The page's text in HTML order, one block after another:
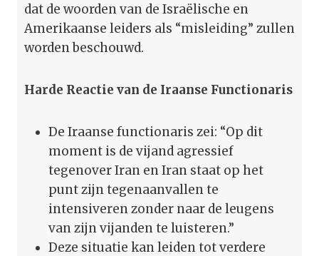
dat de woorden van de Israëlische en
Amerikaanse leiders als “misleiding” zullen
worden beschouwd.
Harde Reactie van de Iraanse Functionaris
De Iraanse functionaris zei: “Op dit
moment is de vijand agressief
tegenover Iran en Iran staat op het
punt zijn tegenaanvallen te
intensiveren zonder naar de leugens
van zijn vijanden te luisteren.”
Deze situatie kan leiden tot verdere